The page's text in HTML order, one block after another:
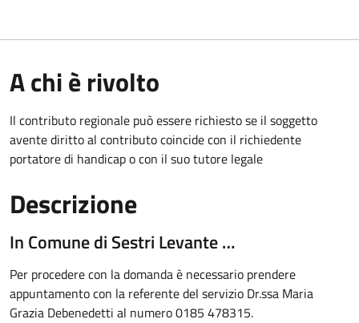
A chi è rivolto
Il contributo regionale può essere richiesto se il soggetto
avente diritto al contributo coincide con il richiedente
portatore di handicap o con il suo tutore legale
Descrizione
In Comune di Sestri Levante …
Per procedere con la domanda è necessario prendere
appuntamento con la referente del servizio Dr.ssa Maria
Grazia Debenedetti al numero 0185 478315.